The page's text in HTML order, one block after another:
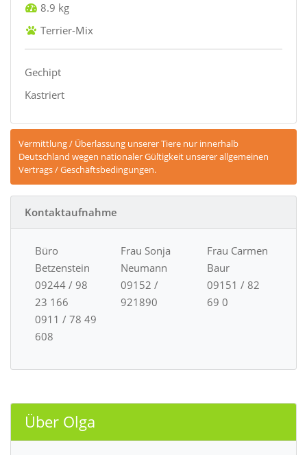
8.9 kg
Terrier-Mix
Gechipt
Kastriert
Vermittlung / Überlassung unserer Tiere nur innerhalb
Deutschland wegen nationaler Gültigkeit unserer allgemeinen
Vertrags / Geschäftsbedingungen.
Kontaktaufnahme
Büro
Betzenstein
09244 / 98
23 166
0911 / 78 49
608
Frau Sonja
Neumann
09152 /
921890
Frau Carmen
Baur
09151 / 82
69 0
Über Olga